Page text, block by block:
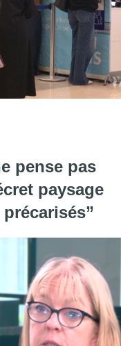
décret paysage créé
pense pas
paysage